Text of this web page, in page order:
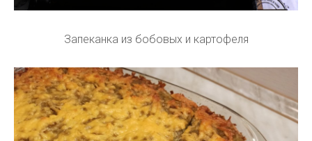
Запеканка из бобовых и картофеля